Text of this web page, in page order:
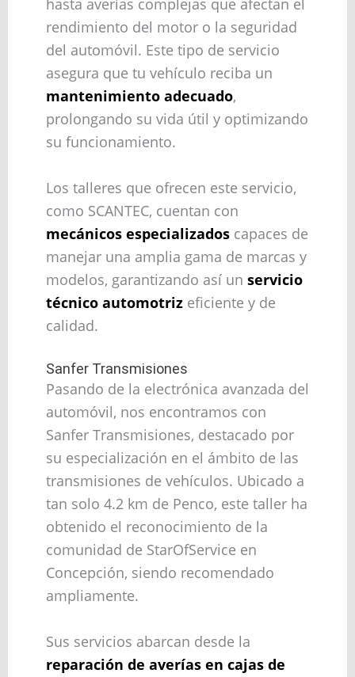
rendimiento del motor o la seguridad
del automóvil. Este tipo de servicio
asegura que tu vehículo reciba un
mantenimiento adecuado,
prolongando su vida útil y optimizando
su funcionamiento.
Los talleres que ofrecen este servicio,
como SCANTEC, cuentan con
mecánicos especializadoscapaces de
manejar una amplia gama de marcas y
modelos, garantizando así un servicio
técnico automotrizeficiente y de
calidad.
Sanfer Transmisiones
Pasando de la electrónica avanzada del
automóvil, nos encontramos con
Sanfer Transmisiones, destacado por
su especialización en el ámbito de las
transmisiones de vehículos. Ubicado a
tan solo 4.2 km de Penco, este taller ha
obtenido el reconocimiento de la
comunidad de StarOfService en
Concepción, siendo recomendado
ampliamente.
Sus servicios abarcan desde la
reparación de averías en cajas de